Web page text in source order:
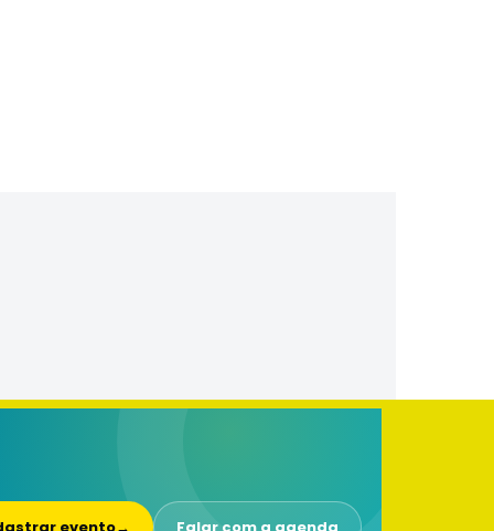
evento→ Falar com a agenda